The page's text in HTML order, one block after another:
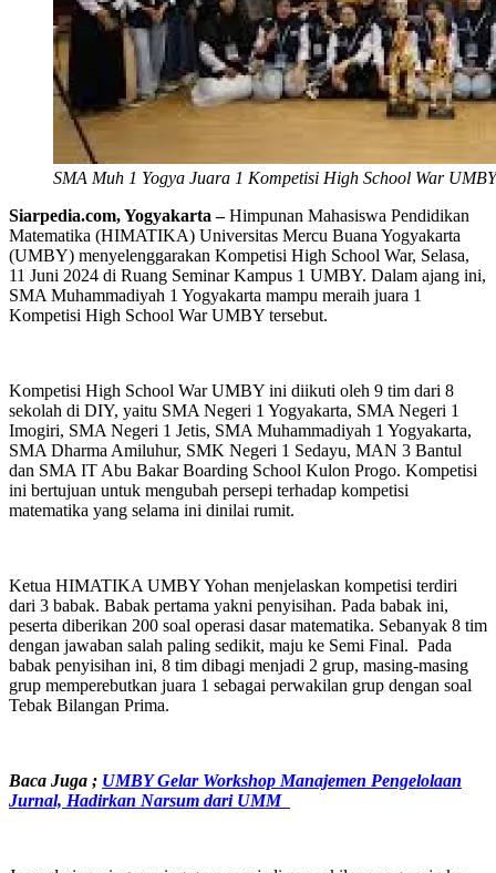
SMA Muh 1 Yogya Juara 1 Kompetisi High School War UMBY
Siarpedia.com, Yogyakarta –Himpunan Mahasiswa Pendidikan
Matematika (HIMATIKA) Universitas Mercu Buana Yogyakarta
(UMBY) menyelenggarakan Kompetisi High School War, Selasa,
11 Juni 2024 di Ruang Seminar Kampus 1 UMBY. Dalam ajang ini,
SMA Muhammadiyah 1 Yogyakarta mampu meraih juara 1
Kompetisi High School War UMBY tersebut.
Kompetisi High School War UMBY ini diikuti oleh 9 tim dari 8
sekolah di DIY, yaitu SMA Negeri 1 Yogyakarta, SMA Negeri 1
Imogiri, SMA Negeri 1 Jetis, SMA Muhammadiyah 1 Yogyakarta,
SMA Dharma Amiluhur, SMK Negeri 1 Sedayu, MAN 3 Bantul
dan SMA IT Abu Bakar Boarding School Kulon Progo. Kompetisi
ini bertujuan untuk mengubah persepi terhadap kompetisi
matematika yang selama ini dinilai rumit.
Ketua HIMATIKA UMBY Yohan menjelaskan kompetisi terdiri
dari 3 babak. Babak pertama yakni penyisihan. Pada babak ini,
peserta diberikan 200 soal operasi dasar matematika. Sebanyak 8 tim
dengan jawaban salah paling sedikit, maju ke Semi Final. Pada
babak penyisihan ini, 8 tim dibagi menjadi 2 grup, masing-masing
grup memperebutkan juara 1 sebagai perwakilan grup dengan soal
Tebak Bilangan Prima.
Baca Juga ; UMBY Gelar Workshop Manajemen Pengelolaan
Jurnal, Hadirkan Narsum dari UMM